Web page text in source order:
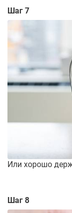
Шаг 7
Или хорошо
Шаг 8